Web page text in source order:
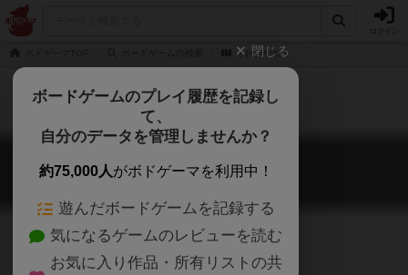
それ何やねん
それ何やねん
Objets Trouvés / Was'n das?
閉じる
ボードゲームのプレイ履歴を記録し
て、
自分のデータを管理しませんか？
約75,000人がボドゲーマを利用中！
遊んだボードゲームを記録する
気になるゲームのレビューを読む
お気に入り作品・所有リストの共